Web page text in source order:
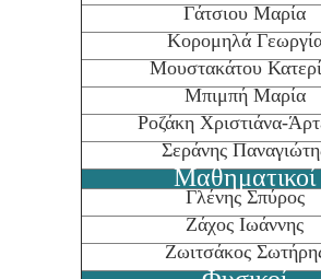
Γάτσιου Μαρία
Κορομηλά
Μουστακάτου
Μπιμπή Μαρία
Ροζάκη Χριστιάνα-
Σεράνης
Μαθηματικοί
Γλένης Σπύρος
Ζάχος Ιωάννης
Ζωιτσάκος